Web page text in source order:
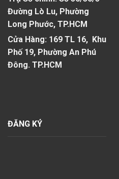
Đường Lò Lu, Phường
Long Phước, TP.HCM
Cửa Hàng: 169 TL 16, Khu
Phố 19, Phường An Phú
Đông. TP.HCM
ĐĂNG KÝ